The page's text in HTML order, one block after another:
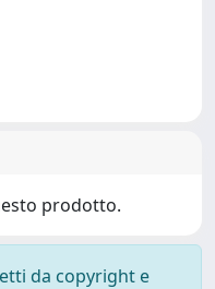
prodotto.
da copyright e